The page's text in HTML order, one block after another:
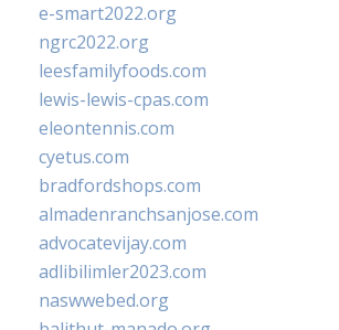
e-smart2022.org
ngrc2022.org
leesfamilyfoods.com
lewis-lewis-cpas.com
eleontennis.com
cyetus.com
bradfordshops.com
almadenranchsanjose.com
advocatevijay.com
adlibilimler2023.com
naswwebed.org